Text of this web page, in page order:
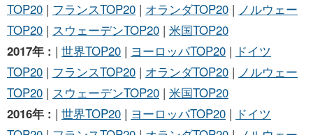
TOP20 | フランスTOP20 | オランダTOP20 | ノルウェー
TOP20 | スウェーデンTOP20 | 米国TOP20
2017年 : | 世界TOP20 | ヨーロッパTOP20 | ドイツ
TOP20 | フランスTOP20 | オランダTOP20 | ノルウェー
TOP20 | スウェーデンTOP20 | 米国TOP20
2016年 : | 世界TOP20 | ヨーロッパTOP20 | ドイツ